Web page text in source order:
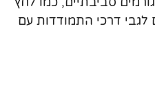
לגבי דרכי התמודדות עם